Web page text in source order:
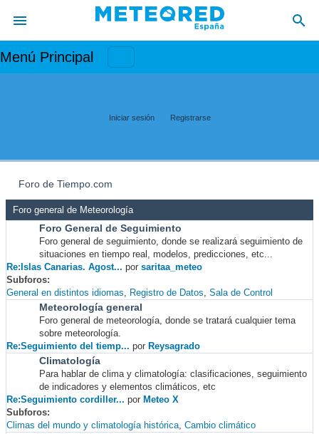
Menú Principal
Iniciar sesión Registrarse
Foro de Tiempo.com
Foro general de Meteorología
Foro General de Seguimiento
Foro general de seguimiento, donde se realizará seguimiento de
situaciones en tiempo real, modelos, predicciones, etc...
Re:Islas Canarias. Agost... por saritaa_meteo
Subforos
General en distintos idiomas
Registro de Datos Sala de Control
Meteorología general
Foro general de meteorología, donde se tratará cualquier tema
sobre meteorología.
Re:Seguimiento del tiemp... por Reysagrado
Climatología
Para hablar de clima y climatología: clasificaciones, seguimiento
de indicadores y elementos climáticos, etc
Re:Seguimiento cordiller... por Meteo X
Subforos
Climas del mundo y climatología histórica Cambio climático